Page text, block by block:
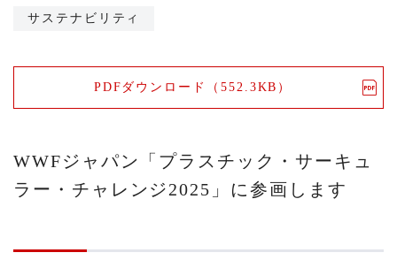
サステナビリティ
PDFダウンロード（552.3KB）
WWFジャパン「プラスチック・サーキュ
ラー・チャレンジ2025」に参画します